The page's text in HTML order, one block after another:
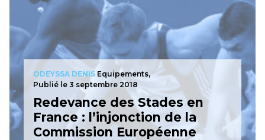
ODEYSSA DENIS Equipements,
Publié le 3 septembre 2018
Redevance des Stades en
France : l’injonction de la
Commission Européenne